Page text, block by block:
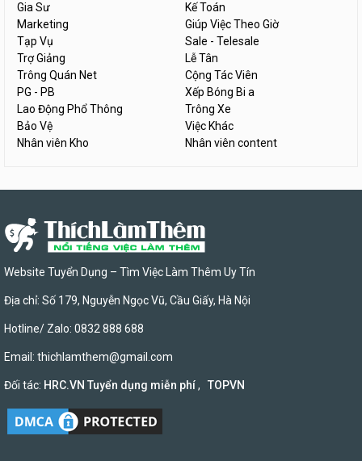
Gia Sư
Kế Toán
Marketing
Giúp Việc Theo Giờ
Tạp Vụ
Sale - Telesale
Trợ Giảng
Lễ Tân
Trông Quán Net
Cộng Tác Viên
PG - PB
Xếp Bóng Bi a
Lao Động Phổ Thông
Trông Xe
Bảo Vệ
Việc Khác
Nhân viên Kho
Nhân viên content
Website Tuyển Dụng – Tìm Việc Làm Thêm Uy Tín
Địa chỉ: Số 179, Nguyễn Ngọc Vũ, Cầu Giấy, Hà Nội
Hotline/ Zalo: 0832 888 688
Email: thichlamthem@gmail.com
Đối tác: HRC.VN Tuyển dụng miễn phí, TOPVN